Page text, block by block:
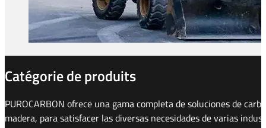
Catégorie de produits
PUROCARBON ofrece una gama completa de soluciones de
madera, para satisfacer las diversas necesidades de varias